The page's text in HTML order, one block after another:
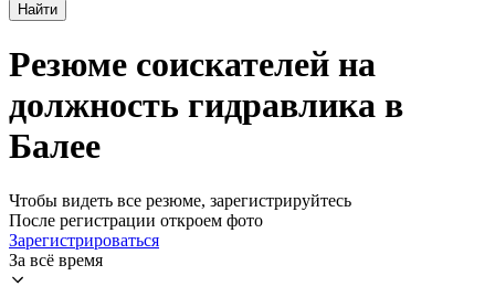
Найти
Резюме соискателей на
должность гидравлика в
Балее
Чтобы видеть все резюме, зарегистрируйтесь
После регистрации откроем фото
Зарегистрироваться
За всё время